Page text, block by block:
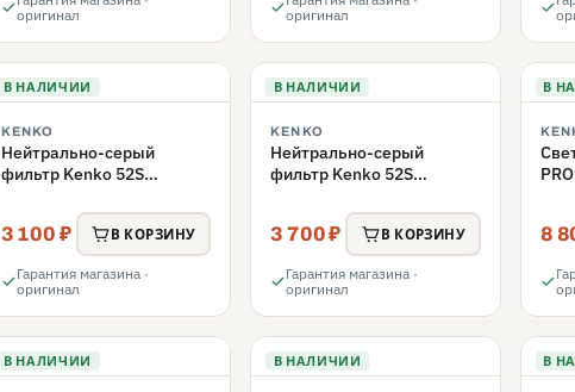
оригинал
оригинал
В НАЛИЧИИ
KENKO
Нейтрально-серый
фильтр Kenko 52S
3 100 ₽ В КОРЗИНУ
Гарантия магазина ·
оригинал
В НАЛИЧИИ
KENKO
Нейтрально-серый
фильтр Kenko 52S
3 700 ₽ В КОРЗИНУ
Гарантия магазина ·
оригинал
В
8
В НАЛИЧИИ В НАЛИЧИИ В